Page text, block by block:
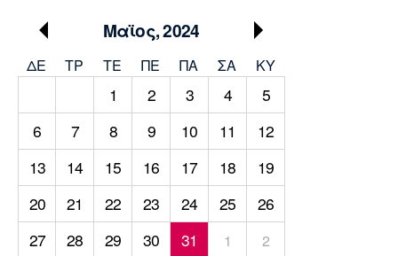
Πολιτισμός
Τραγούδια
Running
Media
Παρασκήνιο
Πρόγραμμα TV
Ιωνικός Κηφισιά Πανσερραϊκός
Μπαρτσελόνα
Ρεάλ
Μαδρίτης
Ατλέτικο
Μαδρίτης
Μαϊος, 2024
ΔΕ ΤΡ TΕ ΠΕ ΠΑ ΣΑ ΚΥ
1 2 3 4
5
6
7 8 9 10 11
12
13
14 15 16 17 18
19
20
21 22 23 24 25
26
27
28 29 30 31 1 2